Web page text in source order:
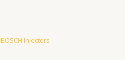
BOSCH Injectors